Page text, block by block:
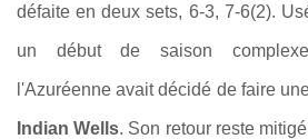
défaite en deux sets, 6-3, 7-6(2).
un début de saison
l'Azuréenne avait décidé de faire
Indian Wells. Son retour reste